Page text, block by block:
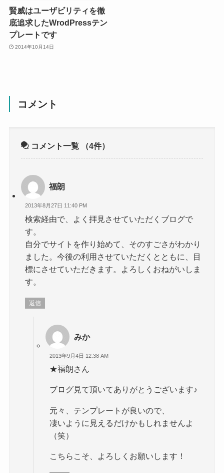
賢威はユーザビリティを徹
底追求したWrodPressテン
プレートです
2014年10月14日
コメント
コメント一覧 （4件）
福朗
2013年8月27日 11:40 PM
検索経由で、よく拝見させていただくブログで
す。
自分でサイトを作り始めて、そのすごさがわかり
ました。今後の利用させていただくとともに、目
標にさせていただきます。よろしくおねがいしま
す。
返信
みか
2013年9月4日 12:38 AM
★福朗さん
ブログ見て頂いてありがとうございます♪
元々、テンプレートが良いので、
凄いように見えるだけかもしれませんよ
（笑）
こちらこそ、よろしくお願いします！